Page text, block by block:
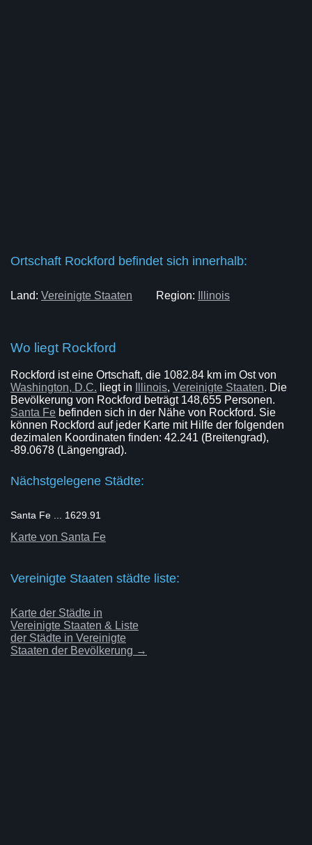
Ortschaft Rockford befindet sich innerhalb:
Land: Vereinigte Staaten Region: Illinois
Wo liegt Rockford
Rockford ist eine Ortschaft, die 1082.84 km im Ost von
Washington, D.C. liegt in Illinois, Vereinigte Staaten. Die
Bevölkerung von Rockford beträgt 148,655 Personen.
Santa Fe befinden sich in der Nähe von Rockford. Sie
können Rockford auf jeder Karte mit Hilfe der folgenden
dezimalen Koordinaten finden: 42.241 (Breitengrad),
-89.0678 (Längengrad).
Nächstgelegene Städte:
Santa Fe ... 1629.91
Karte von Santa Fe
Vereinigte Staaten städte liste:
Karte der Städte in
Vereinigte Staaten & Liste
der Städte in Vereinigte
Staaten der Bevölkerung →